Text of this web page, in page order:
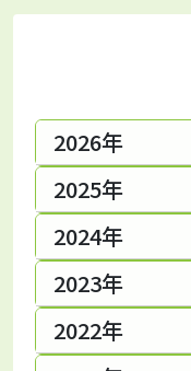
2026年
2025年
2024年
2023年
2022年